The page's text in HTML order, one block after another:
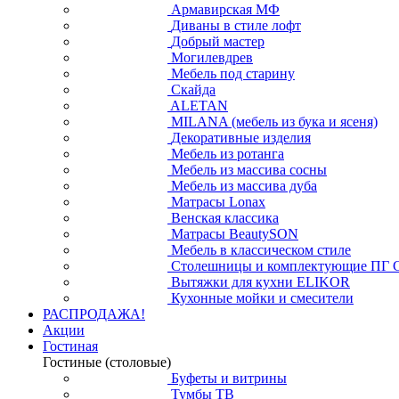
Армавирская МФ
Диваны в стиле лофт
Добрый мастер
Могилевдрев
Мебель под старину
Скайда
ALETAN
MILANA (мебель из бука и ясеня)
Декоративные изделия
Мебель из ротанга
Мебель из массива сосны
Мебель из массива дуба
Матрасы Lonax
Венская классика
Матрасы BeautySON
Мебель в классическом стиле
Столешницы и комплектующие ПГ
Вытяжки для кухни ELIKOR
Кухонные мойки и смесители
РАСПРОДАЖА!
Акции
Гостиная
Гостиные (столовые)
Буфеты и витрины
Тумбы ТВ